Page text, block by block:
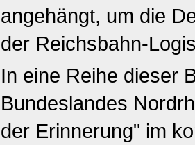
angehängt, um die
der Reichsbahn-
In eine Reihe dieser
Bundeslandes
der Erinnerung" im